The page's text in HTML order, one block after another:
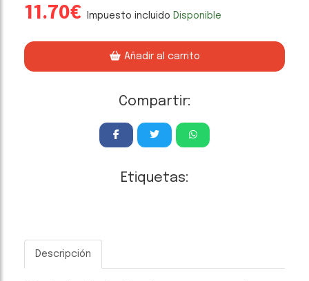
11.70€ Impuesto incluido Disponible
Añadir al carrito
Compartir:
Etiquetas:
Descripción